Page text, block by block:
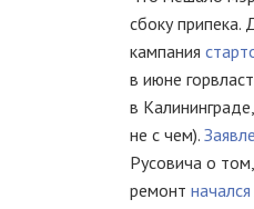
сбоку припека.
кампания
в июне
в Калининграде,
не с чем).
Русовича о
ремонт начался